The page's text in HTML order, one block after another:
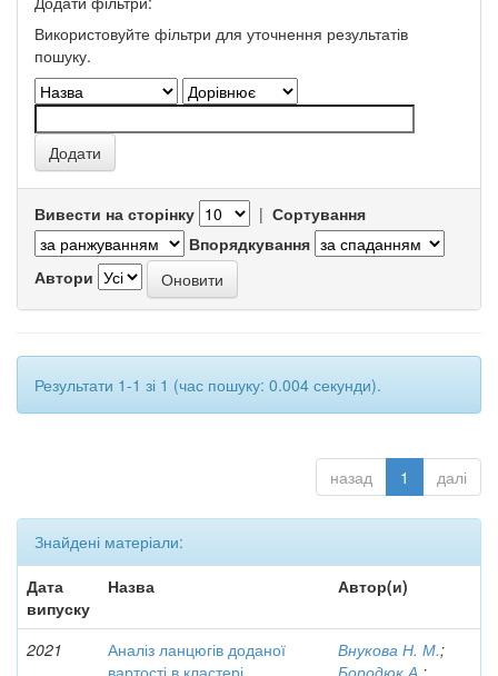
Використовуйте фільтри для уточнення результатів
пошуку.
Вивести на сторінку | Сортування
Впорядкування
Автори
Результати 1-1 зі 1 (час пошуку: 0.004 секунди).
назад 1 далі
Знайдені матеріали:
Дата
випуску
Назва Автор(и)
2021
Аналіз ланцюгів доданої
вартості в кластері
Внукова Н. М.;
Бородюк А.;